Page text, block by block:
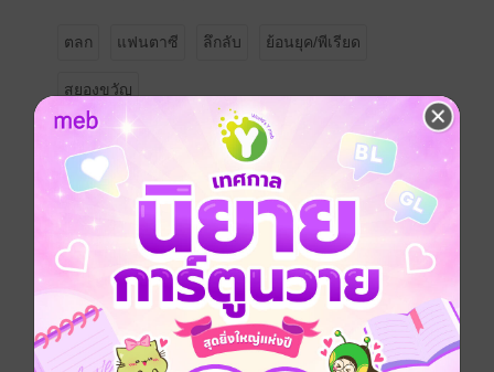
ตลก แฟนตาซี ลึกลับ ย้อนยุค/พีเรียด
สยองขวัญ
ซีรีส์ เรือนบุหงา
ประเภทไฟล์ pdf
วันที่วางขาย 10 กันยายน 2565
ความยาว
ราคาปก 99 บาท (ประหยัด 64%)